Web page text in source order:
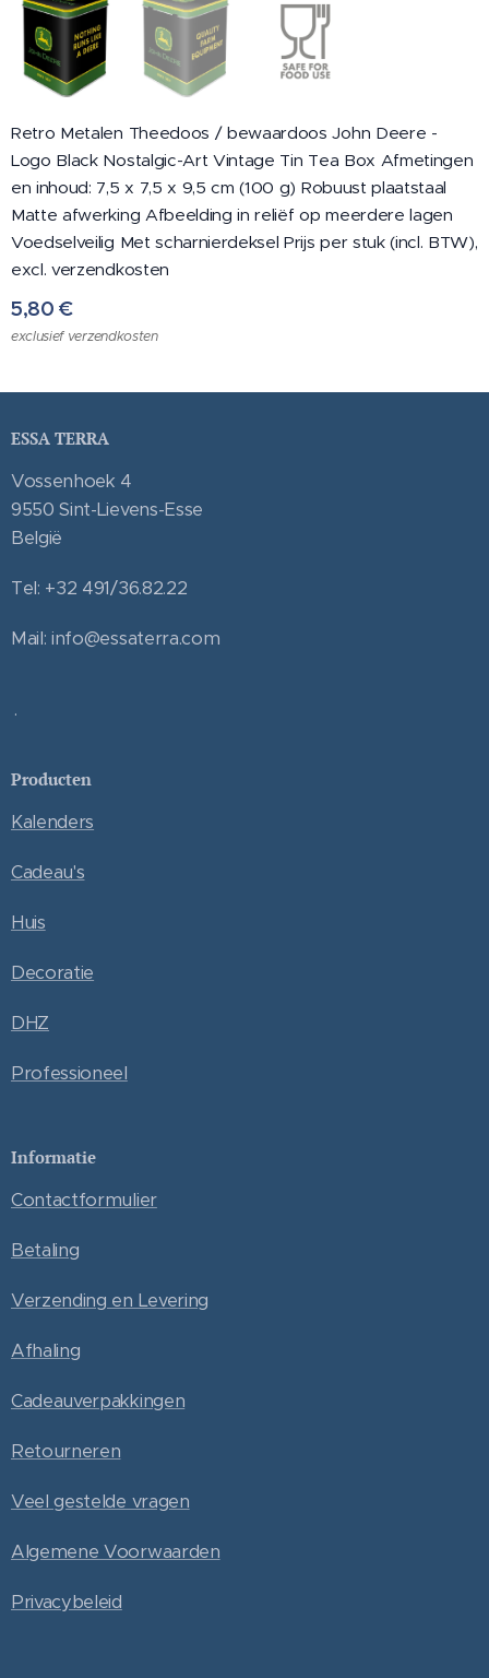
Retro Metalen Theedoos / bewaardoos John Deere -
Logo Black Nostalgic-Art Vintage Tin Tea Box Afmetingen
en inhoud: 7,5 x 7,5 x 9,5 cm (100 g) Robuust plaatstaal
Matte afwerking Afbeelding in reliëf op meerdere lagen
Voedselveilig Met scharnierdeksel Prijs per stuk (incl. BTW),
excl. verzendkosten
5,80 €
exclusief verzendkosten
ESSA TERRA
Vossenhoek 4
9550 Sint-Lievens-Esse
België
Tel: +32 491/36.82.22
Mail: info@essaterra.com
.
Producten
Kalenders
Cadeau's
Huis
Decoratie
DHZ
Professioneel
Informatie
Contactformulier
Betaling
Verzending en Levering
Afhaling
Cadeauverpakkingen
Retourneren
Veel gestelde vragen
Algemene Voorwaarden
Privacybeleid